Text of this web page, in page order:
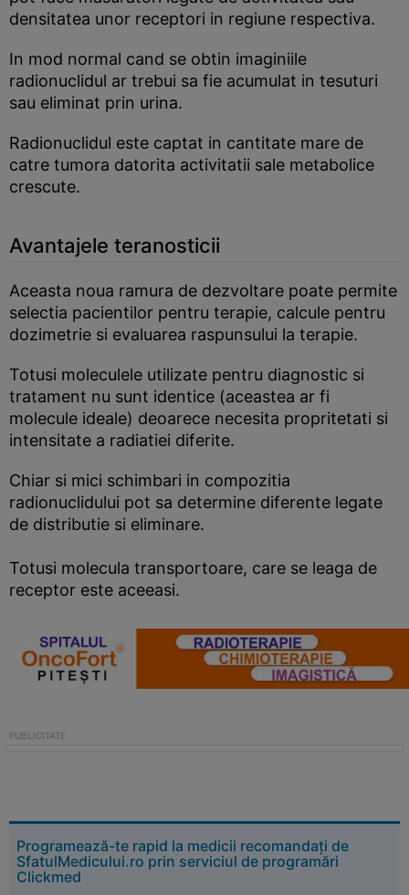
densitatea unor receptori in regiune respectiva.
In mod normal cand se obtin imaginiile
radionuclidul ar trebui sa fie acumulat in tesuturi
sau eliminat prin urina.
Radionuclidul este captat in cantitate mare de
catre tumora datorita activitatii sale metabolice
crescute.
Avantajele teranosticii
Aceasta noua ramura de dezvoltare poate permite
selectia pacientilor pentru terapie, calcule pentru
dozimetrie si evaluarea raspunsului la terapie.
Totusi moleculele utilizate pentru diagnostic si
tratament nu sunt identice (aceastea ar fi
molecule ideale) deoarece necesita propritetati si
intensitate a radiatiei diferite.
Chiar si mici schimbari in compozitia
radionuclidului pot sa determine diferente legate
de distributie si eliminare.
Totusi molecula transportoare, care se leaga de
receptor este aceeasi.
Programează-te rapid la medicii recomandați de
SfatulMedicului.ro prin serviciul de programări
Clickmed